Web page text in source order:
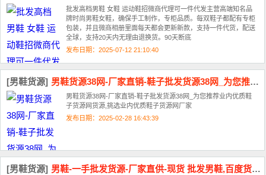
批发高档男鞋 女鞋 运动鞋招微商代理可一件代发主营高端知名品
牌时尚男鞋女鞋，确保手工制作，专柜品质。每双鞋子都配有专柜
包装，并且微商相册里面每天都会更新新款，支持一件代货，配送
全球，支持20天内无理由退换货。90天断底
发布日期：2025-07-12 21:10:40
[男鞋货源] 男鞋货源38网-厂家直销-鞋子批发货源38网_为您推荐业内优质
男鞋货源38网-厂家直销-鞋子批发货源38网_为您推荐业内优质鞋
子货源网货源,挑选业内优质鞋子货源网厂家
发布日期：2025-02-28 16:43:39
[男鞋货源] 男鞋-一手批发货源-厂家直供-现货 批发男鞋,百度货源38网_